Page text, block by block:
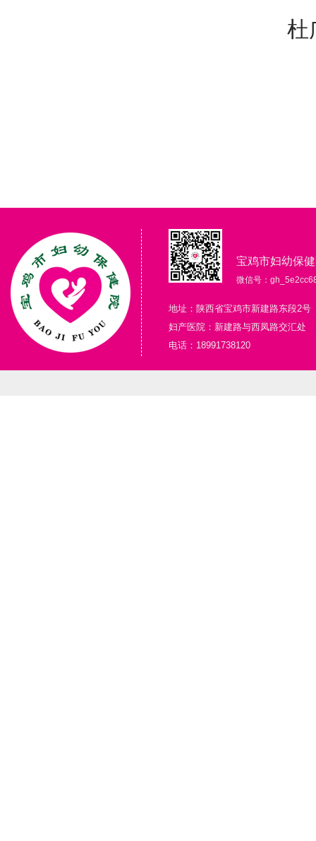
杜广
宝鸡市妇幼保
微信号：
地址：陕西省宝鸡市新建路东段2号
妇产医院：新建路与西凤路交汇处
电话：18991738120